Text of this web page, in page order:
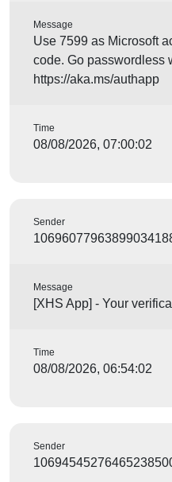
Message
Use 7599 as Microsoft
code. Go passwordless
https://aka.ms/authapp
Time
08/08/2026, 07:00:02
Sender
Message
[XHS App] - Your
Time
08/08/2026, 06:54:02
Sender